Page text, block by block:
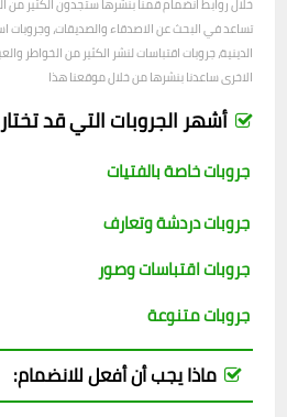
خلال روابط انضمام قمنا بنشرها ستجدون الكثير من
تساعد في البحث عن الاصدقاء والصديقات، وجروبات
الدينية، جروبات اقتباسات لنشر الكثير من الخواطر
الاخرى ساعدنا بنشرها من خلال موقعنا هذا
أشهر الجروبات التي قد
جروبات خاصة بالفتيات
جروبات دردشة وتعارف
جروبات اقتباسات وصور
جروبات متنوعة
ماذا يجب أن أفعل للانضمام: